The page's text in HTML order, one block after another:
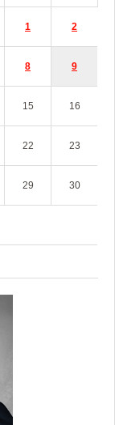
1 2
8 9
15 16
22 23
29 30